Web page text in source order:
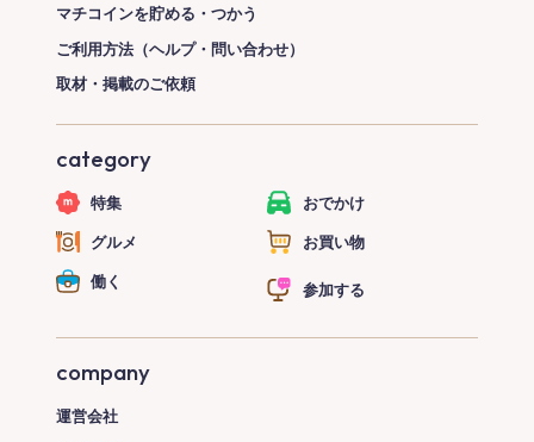
マチコインを貯める・つかう
ご利用方法（ヘルプ・問い合わせ）
取材・掲載のご依頼
category
特集 おでかけ
グルメ お買い物
働く 参加する
company
運営会社